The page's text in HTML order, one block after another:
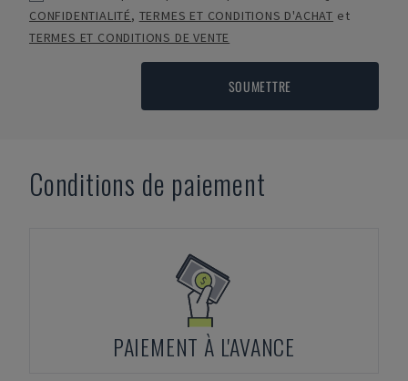
CONFIDENTIALITÉ, TERMES ET CONDITIONS D'ACHAT et
TERMES ET CONDITIONS DE VENTE
SOUMETTRE
Conditions de paiement
PAIEMENT À L'AVANCE